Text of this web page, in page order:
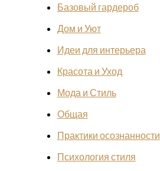
Базовый гардероб
Дом и Уют
Идеи для интерьера
Красота и Уход
Мода и Стиль
Общая
Практики осознанности
Психология стиля